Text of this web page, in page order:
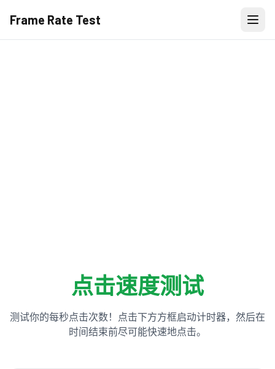
Frame Rate Test
点击速度测试
测试你的每秒点击次数！点击下方方框启动计时器，然后在
时间结束前尽可能快速地点击。